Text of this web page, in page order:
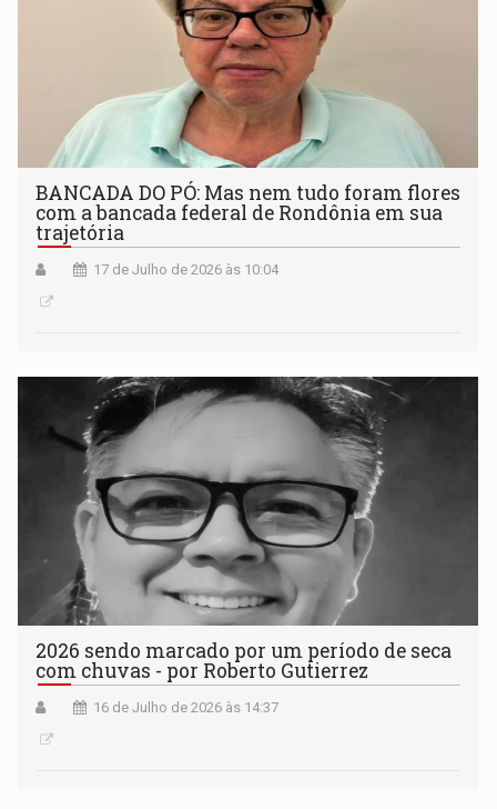
BANCADA DO PÓ: Mas nem tudo foram flores
com a bancada federal de Rondônia em sua
trajetória
17 de Julho de 2026 às 10:04
2026 sendo marcado por um período de seca
com chuvas - por Roberto Gutierrez
16 de Julho de 2026 às 14:37